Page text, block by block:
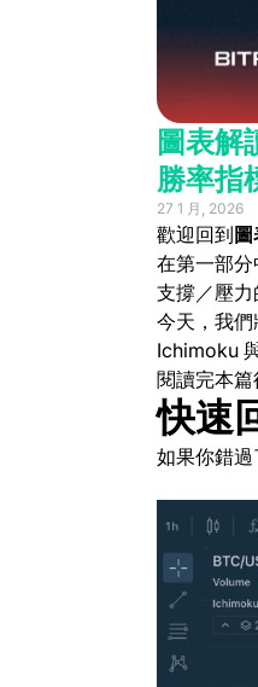
圖表解
勝率指
27 1 月, 2026
歡迎回到
在第一部
支撐／壓力
今天，我
Ichimoku
閱讀完本篇
快速
如果你錯